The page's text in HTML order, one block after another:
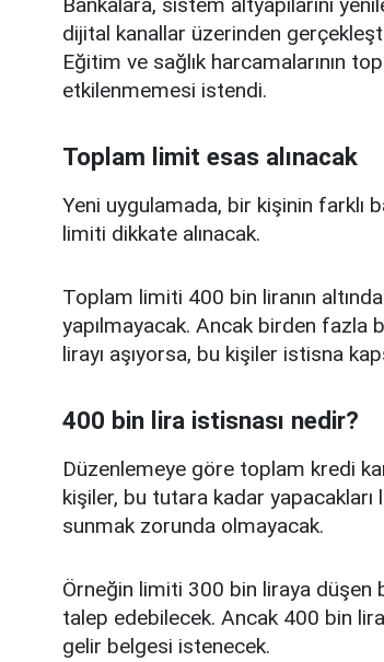
Bankalara, sistem altyapılarını
dijital kanallar üzerinden
Eğitim ve sağlık harcamalarının
etkilenmemesi istendi.
Toplam limit esas alınacak
Yeni uygulamada, bir kişinin farklı
limiti dikkate alınacak.
Toplam limiti 400 bin liranın
yapılmayacak. Ancak birden fazla
lirayı aşıyorsa, bu kişiler istisna
400 bin lira istisnası nedir?
Düzenlemeye göre toplam kredi
kişiler, bu tutara kadar
sunmak zorunda olmayacak.
Örneğin limiti 300 bin liraya düşen
talep edebilecek. Ancak 400 bin
gelir belgesi istenecek.